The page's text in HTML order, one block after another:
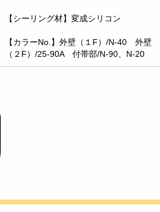
【シーリング材】変成シリコン
【カラーNo.】外壁（１F）/N-40　外壁
（２F）/25-90A　付帯部/N-90、N-20